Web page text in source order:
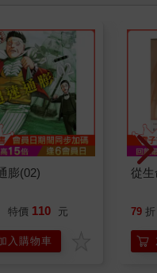
膨(02)
特價 110 元
入購物車
從
79 折